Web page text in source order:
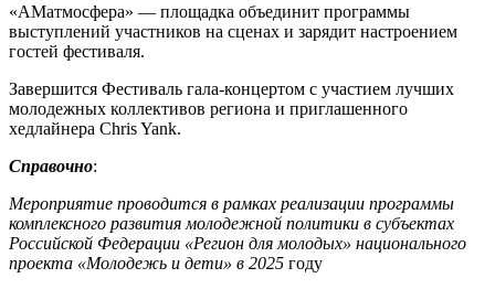
«АМатмосфера» — площадка объединит программы
выступлений участников на сценах и зарядит настроением
гостей фестиваля.
Завершится Фестиваль гала-концертом с участием лучших
молодежных коллективов региона и приглашенного
хедлайнера Chris Yank.
Справочно:
Мероприятие проводится в рамках реализации программы
комплексного развития молодежной политики в субъектах
Российской Федерации «Регион для молодых» национального
проекта «Молодежь и дети» в 2025 году